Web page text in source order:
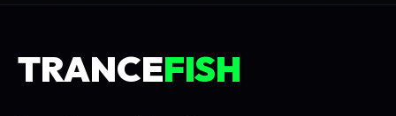
TRANCEFISH